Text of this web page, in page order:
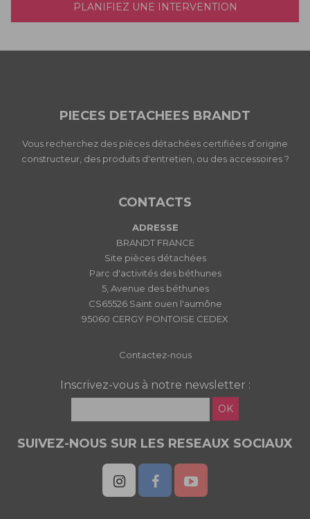
PLANIFIEZ UNE INTERVENTION
PIECES DETACHEES BRANDT
Vous recherchez des pièces détachées certifiées d’origine
constructeur, des produits d'entretien, ou des accessoires ?
CONTACTS
ADRESSE
BRANDT FRANCE
Site pièces détachées
Parc d'activités des béthunes
5, Avenue des béthunes
CS65526 Saint ouen l'aumône
95060 CERGY PONTOISE CEDEX
Contactez-nous
Inscrivez-vous à notre newsletter :
OK
SUIVEZ-NOUS SUR LES RESEAUX SOCIAUX